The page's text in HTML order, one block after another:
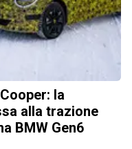
la
alla trazione
BMW Gen6